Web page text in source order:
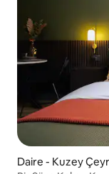
Daire - Kuzey